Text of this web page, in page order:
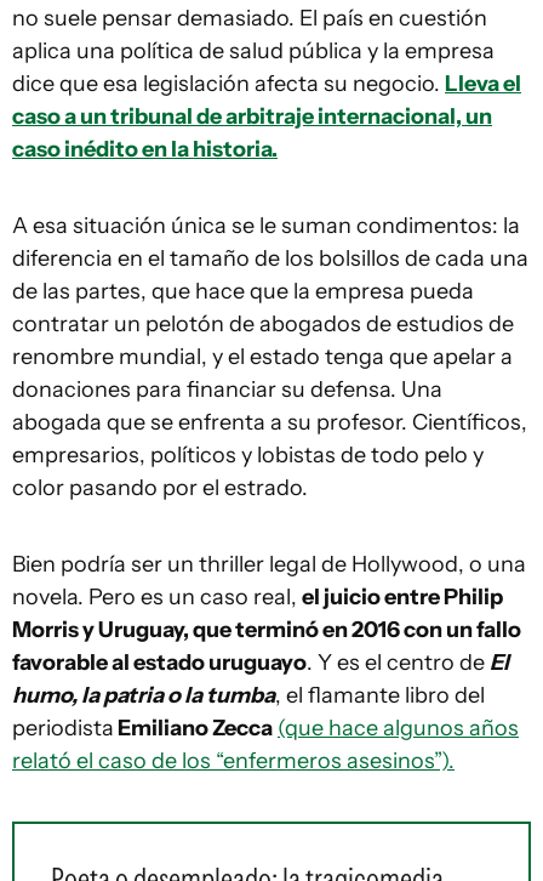
no suele pensar demasiado. El país en cuestión
aplica una política de salud pública y la empresa
dice que esa legislación afecta su negocio. Lleva el
caso a un tribunal de arbitraje internacional, un
caso inédito en la historia.
A esa situación única se le suman condimentos: la
diferencia en el tamaño de los bolsillos de cada una
de las partes, que hace que la empresa pueda
contratar un pelotón de abogados de estudios de
renombre mundial, y el estado tenga que apelar a
donaciones para financiar su defensa. Una
abogada que se enfrenta a su profesor. Científicos,
empresarios, políticos y lobistas de todo pelo y
color pasando por el estrado.
Bien podría ser un thriller legal de Hollywood, o una
novela. Pero es un caso real, el juicio entre Philip
Morris y Uruguay, que terminó en 2016 con un fallo
favorable al estado uruguayo. Y es el centro de El
humo, la patria o la tumba, el flamante libro del
periodista Emiliano Zecca (que hace algunos años
relató el caso de los “enfermeros asesinos”).